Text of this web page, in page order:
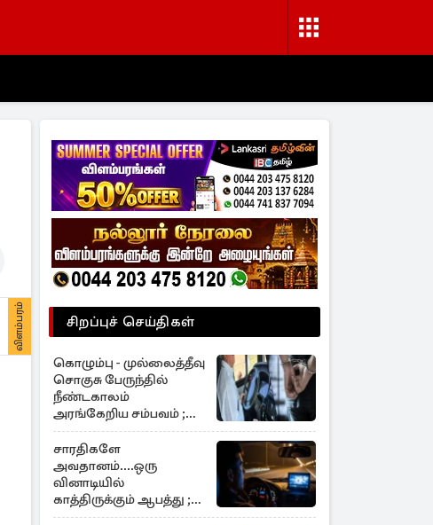
விளம்பரம் சிறப்புச் செய்திகள்
கொழும்பு - முல்லைத்தீவு
சொகுசு பேருந்தில்
நீண்டகாலம்
அரங்கேறிய சம்பவம் ;
உடந்தையான
உரிமையாளர் கைது
சாரதிகளே
அவதானம்....ஒரு
வினாடியில்
காத்திருக்கும் ஆபத்து ;
விடுக்கப்பட்ட எச்சரிக்கை